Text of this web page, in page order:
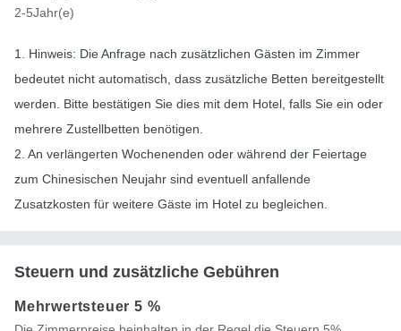
2-5Jahr(e)
1. Hinweis: Die Anfrage nach zusätzlichen Gästen im Zimmer
bedeutet nicht automatisch, dass zusätzliche Betten bereitgestellt
werden. Bitte bestätigen Sie dies mit dem Hotel, falls Sie ein oder
mehrere Zustellbetten benötigen.
2. An verlängerten Wochenenden oder während der Feiertage
zum Chinesischen Neujahr sind eventuell anfallende
Zusatzkosten für weitere Gäste im Hotel zu begleichen.
Steuern und zusätzliche Gebühren
Mehrwertsteuer5 %